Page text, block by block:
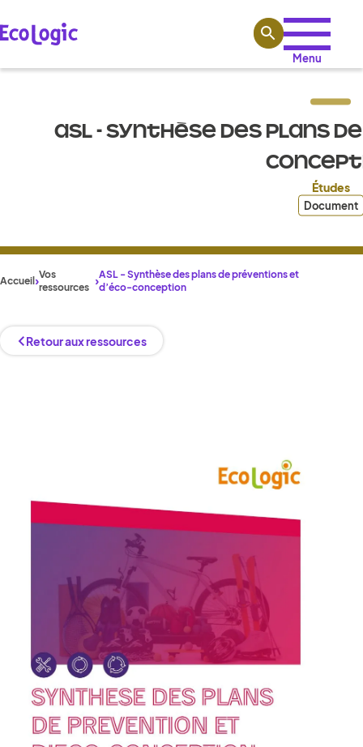
Menu
ASL - SYNTHÈSE DES PLANS
Études
Document
Accueil
Vos
ressources
ASL - Synthèse des plans de préventions et
d’éco-conception
Retour aux ressources